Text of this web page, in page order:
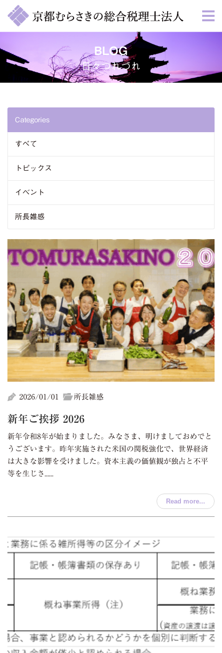
BLOG
日々つれづれ
Categories
すべて
トピックス
イベント
所長雑感
2026/01/01 所長雑感
新年ご挨拶 2026
新年令和8年が始まりました。みなさま、明けましておめでと
うございます。昨年実施された米国の関税強化で、世界経済
は大きな影響を受けました。資本主義の価値観が独占と不平
等を生じさ......
Read more...